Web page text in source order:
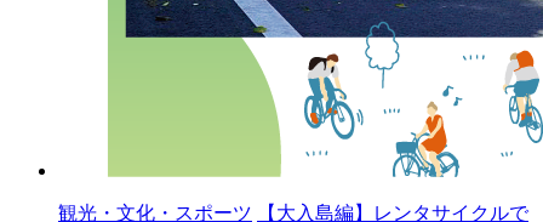
観光・文化・スポーツ
【大入島編】レンタサイクルで